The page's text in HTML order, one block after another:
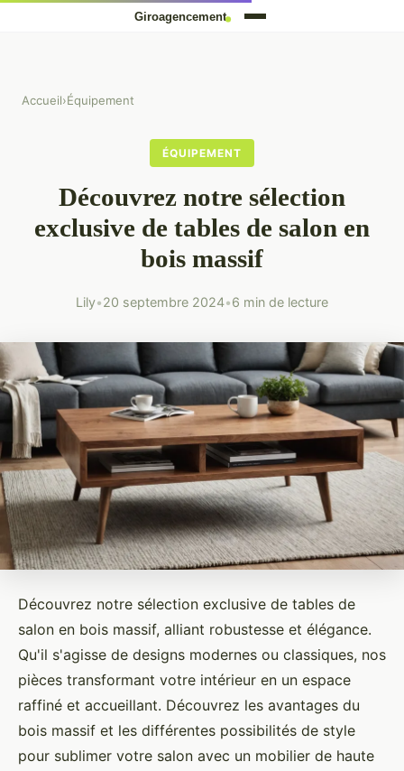
Accueil›Équipement
ÉQUIPEMENT
Découvrez notre sélection
exclusive de tables de salon en
bois massif
Lily•20 septembre 2024•6 min de lecture
Découvrez notre sélection exclusive de tables de
salon en bois massif, alliant robustesse et élégance.
Qu'il s'agisse de designs modernes ou classiques, nos
pièces transformant votre intérieur en un espace
raffiné et accueillant. Découvrez les avantages du
bois massif et les différentes possibilités de style
pour sublimer votre salon avec un mobilier de haute